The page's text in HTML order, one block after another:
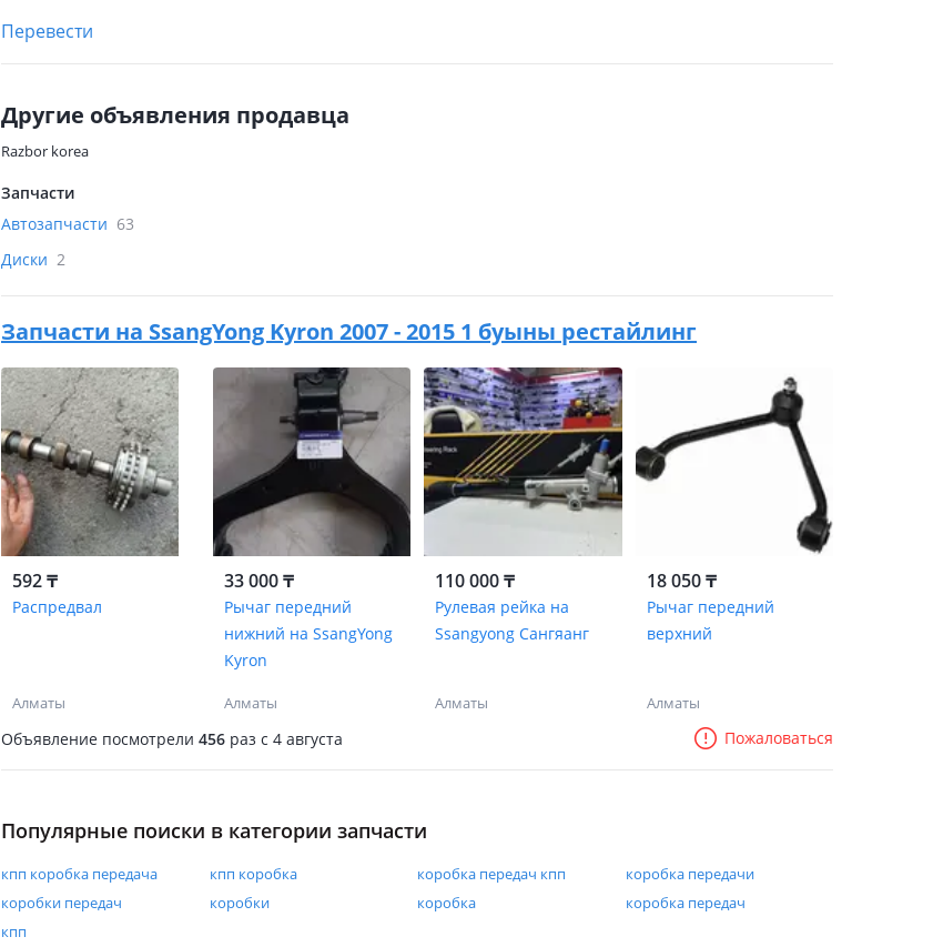
Перевести
Другие объявления продавца
Razbor korea
Запчасти
Автозапчасти 63
Диски 2
Запчасти на SsangYong Kyron 2007 - 2015 1 буыны рестайлинг
592 ₸
Распредвал
Алматы
33 000 ₸
Рычаг передний
нижний на SsangYong
Kyron
Алматы
110 000 ₸
Рулевая рейка на
Ssangyong Сангяанг
Алматы
18 050 ₸
Рычаг передний
верхний
Алматы
Объявление посмотрели 456 раз c 4 августа Пожаловаться
Популярные поиски в категории запчасти
кпп коробка передача кпп коробка коробка передач кпп
коробка передачи
коробки передач
коробки коробка
коробка передач
кпп